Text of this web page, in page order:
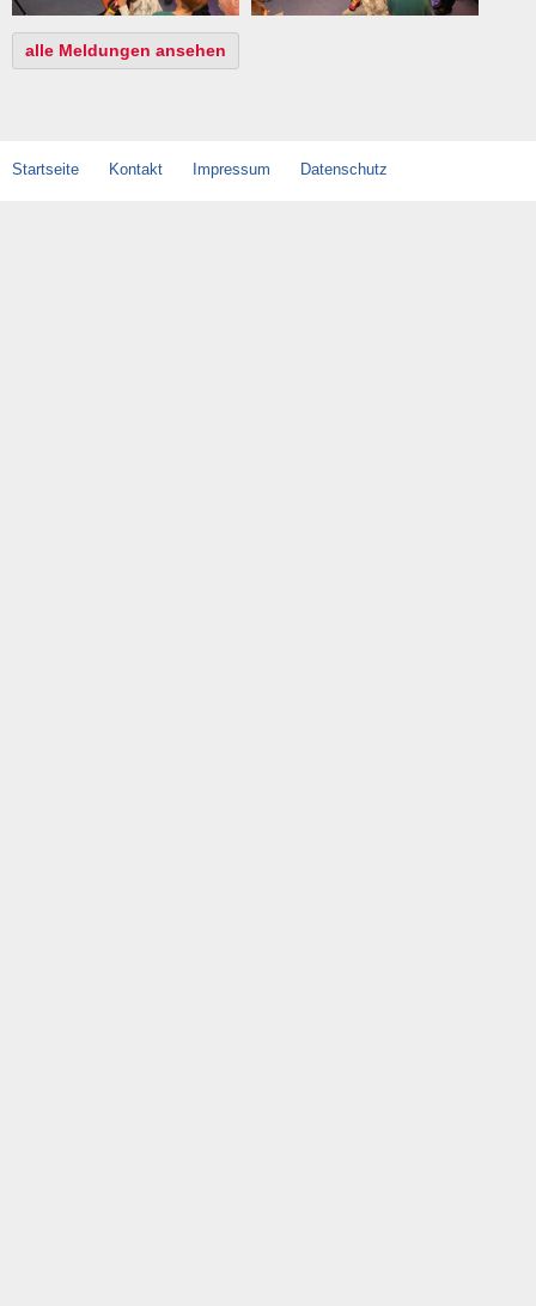
alle Meldungen ansehen
Startseite Kontakt Impressum Datenschutz